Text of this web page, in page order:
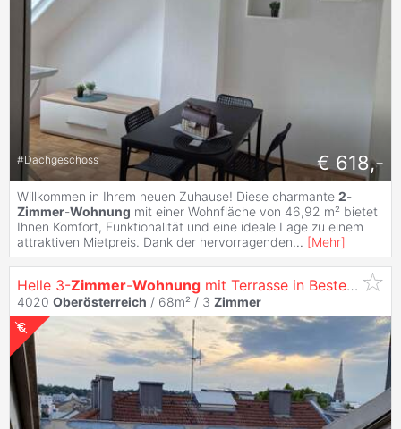
#Dachgeschoss € 618,-
Willkommen in Ihrem neuen Zuhause! Diese charmante 2-
Zimmer-Wohnung mit einer Wohnfläche von 46,92 m² bietet
Ihnen Komfort, Funktionalität und eine ideale Lage zu einem
attraktiven Mietpreis. Dank der hervorragenden... [Mehr]
Helle 3-Zimmer-Wohnung mit Terrasse in Bester Linzer
4020 Oberösterreich / 68m² / 3 Zimmer